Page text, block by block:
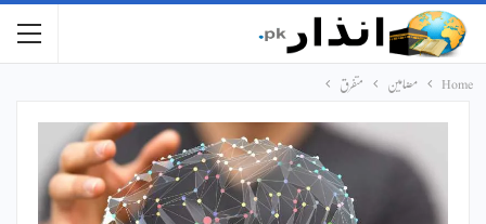
Home مضامین متفرق